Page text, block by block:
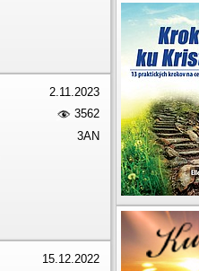
2.11.2023
3562
3AN
15.12.2022